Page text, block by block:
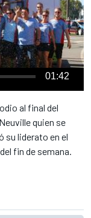
01:42
al final del
quien se
su liderato en el
fin de semana.